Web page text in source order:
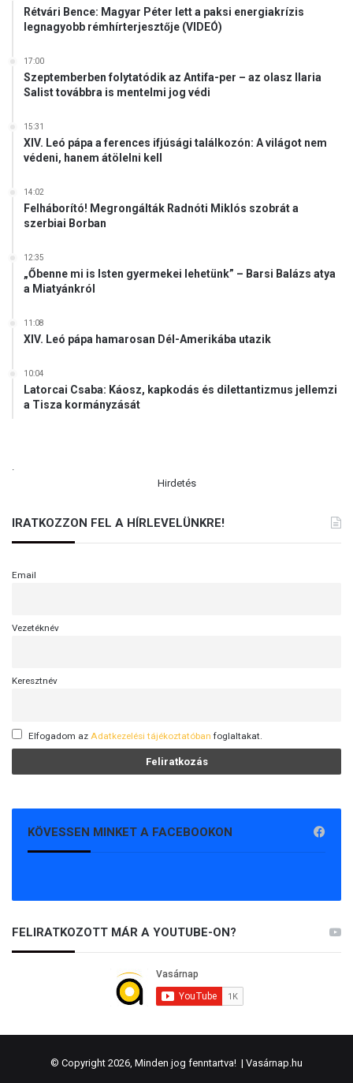
Rétvári Bence: Magyar Péter lett a paksi energiakrízis
legnagyobb rémhírterjesztője (VIDEÓ)
17:00
Szeptemberben folytatódik az Antifa-per – az olasz Ilaria
Salist továbbra is mentelmi jog védi
15:31
XIV. Leó pápa a ferences ifjúsági találkozón: A világot nem
védeni, hanem átölelni kell
14:02
Felháborító! Megrongálták Radnóti Miklós szobrát a
szerbiai Borban
12:35
„Őbenne mi is Isten gyermekei lehetünk” – Barsi Balázs atya
a Miatyánkról
11:08
XIV. Leó pápa hamarosan Dél-Amerikába utazik
10:04
Latorcai Csaba: Káosz, kapkodás és dilettantizmus jellemzi
a Tisza kormányzását
Hirdetés
IRATKOZZON FEL A HÍRLEVELÜNKRE!
Email
Vezetéknév
Keresztnév
Elfogadom az Adatkezelési tájékoztatóban foglaltakat.
KÖVESSEN MINKET A FACEBOOKON
FELIRATKOZOTT MÁR A YOUTUBE-ON?
© Copyright 2026, Minden jog fenntartva! | Vasárnap.hu